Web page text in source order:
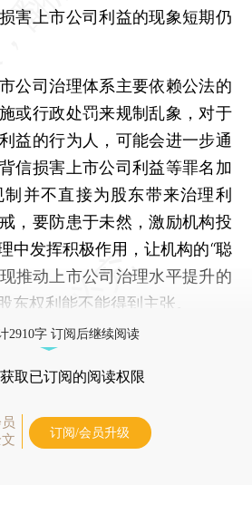
害上市公司利益的现象短期仍
司治理体系主要依赖公法的
或行政处罚来规制乱象，对于
益的行为人，可能会进一步通
信损害上市公司利益等罪名加
并不直接为股东带来治理利
，要防患于未然，激励机构投
中发挥积极作用，让机构的“聪
推动上市公司治理水平提升的
东权利能不能得到主张。
2910字 订阅后继续阅读
取已订阅的阅读权限
订阅/会员升级